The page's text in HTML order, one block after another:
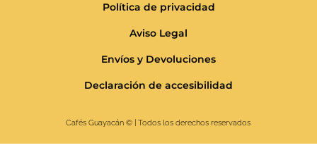
Política de privacidad
Aviso Legal
Envíos y Devoluciones
Declaración de accesibilidad
Cafés Guayacán© | Todos los derechos reservados